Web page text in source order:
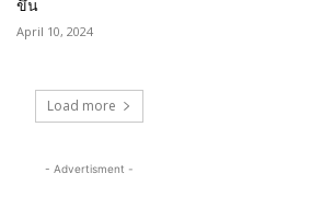
ขึ้น
April 10, 2024
Load more
- Advertisment -